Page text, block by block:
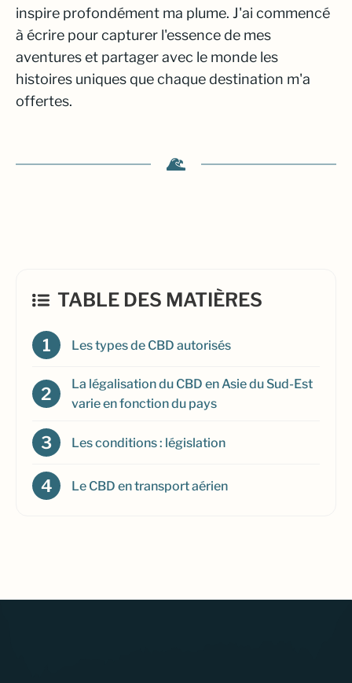
inspire profondément ma plume. J'ai commencé
à écrire pour capturer l'essence de mes
aventures et partager avec le monde les
histoires uniques que chaque destination m'a
offertes.
TABLE DES MATIÈRES
Les types de CBD autorisés
La légalisation du CBD en Asie du Sud-Est
varie en fonction du pays
Les conditions : législation
Le CBD en transport aérien